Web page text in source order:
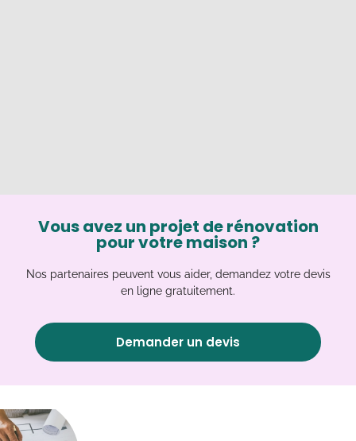
Vous avez un projet de rénovation
pour votre maison ?
Nos partenaires peuvent vous aider, demandez votre devis
en ligne gratuitement.
Demander un devis